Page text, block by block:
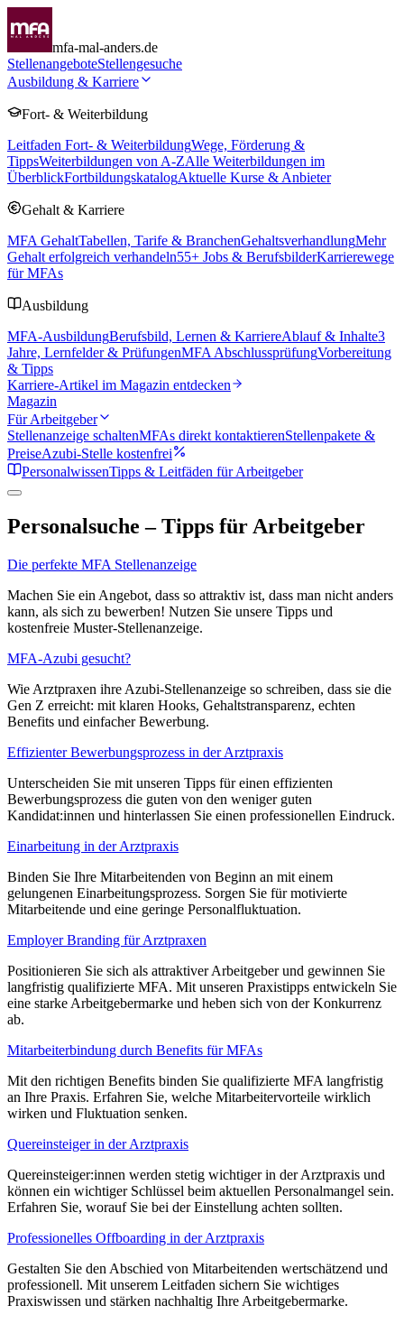
mfa-mal-anders.de
StellenangeboteStellengesuche
Ausbildung & Karriere
Fort- & Weiterbildung
Leitfaden Fort- & WeiterbildungWege, Förderung &
TippsWeiterbildungen von A-ZAlle Weiterbildungen im
ÜberblickFortbildungskatalogAktuelle Kurse & Anbieter
Gehalt & Karriere
MFA GehaltTabellen, Tarife & BranchenGehaltsverhandlungMehr
Gehalt erfolgreich verhandeln55+ Jobs & BerufsbilderKarrierewege
für MFAs
Ausbildung
MFA-AusbildungBerufsbild, Lernen & KarriereAblauf & Inhalte3
Jahre, Lernfelder & PrüfungenMFA AbschlussprüfungVorbereitung
& Tipps
Karriere-Artikel im Magazin entdecken
Magazin
Für Arbeitgeber
Stellenanzeige schaltenMFAs direkt kontaktierenStellenpakete &
PreiseAzubi-Stelle kostenfrei
PersonalwissenTipps & Leitfäden für Arbeitgeber
Personalsuche – Tipps für Arbeitgeber
Die perfekte MFA Stellenanzeige
Machen Sie ein Angebot, dass so attraktiv ist, dass man nicht anders
kann, als sich zu bewerben! Nutzen Sie unsere Tipps und
kostenfreie Muster-Stellenanzeige.
MFA-Azubi gesucht?
Wie Arztpraxen ihre Azubi-Stellenanzeige so schreiben, dass sie die
Gen Z erreicht: mit klaren Hooks, Gehaltstransparenz, echten
Benefits und einfacher Bewerbung.
Effizienter Bewerbungsprozess in der Arztpraxis
Unterscheiden Sie mit unseren Tipps für einen effizienten
Bewerbungsprozess die guten von den weniger guten
Kandidat:innen und hinterlassen Sie einen professionellen Eindruck.
Einarbeitung in der Arztpraxis
Binden Sie Ihre Mitarbeitenden von Beginn an mit einem
gelungenen Einarbeitungsprozess. Sorgen Sie für motivierte
Mitarbeitende und eine geringe Personalfluktuation.
Employer Branding für Arztpraxen
Positionieren Sie sich als attraktiver Arbeitgeber und gewinnen Sie
langfristig qualifizierte MFA. Mit unseren Praxistipps entwickeln Sie
eine starke Arbeitgebermarke und heben sich von der Konkurrenz
ab.
Mitarbeiterbindung durch Benefits für MFAs
Mit den richtigen Benefits binden Sie qualifizierte MFA langfristig
an Ihre Praxis. Erfahren Sie, welche Mitarbeitervorteile wirklich
wirken und Fluktuation senken.
Quereinsteiger in der Arztpraxis
Quereinsteiger:innen werden stetig wichtiger in der Arztpraxis und
können ein wichtiger Schlüssel beim aktuellen Personalmangel sein.
Erfahren Sie, worauf Sie bei der Einstellung achten sollten.
Professionelles Offboarding in der Arztpraxis
Gestalten Sie den Abschied von Mitarbeitenden wertschätzend und
professionell. Mit unserem Leitfaden sichern Sie wichtiges
Praxiswissen und stärken nachhaltig Ihre Arbeitgebermarke.